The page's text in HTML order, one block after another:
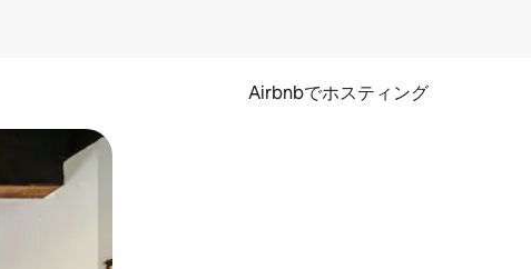
Airbnbでホスティング